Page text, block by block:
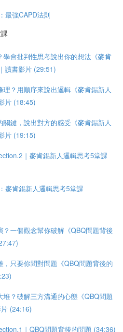
最強CAPD法則
學會批判性思考說出你的想法《麥肯
讀書影片 (29:51)
理？用順序來說出邏輯《麥肯錫新人
片 (18:45)
關鍵，說出對方的感受《麥肯錫新人
片 (19:15)
｜麥肯錫新人邏輯思考5堂課
麥肯錫新人邏輯思考5堂課
？一個觀念幫你破解《QBQ問題背後
，只要你問對問題《QBQ問題背後的
堆？破解三方溝通的心態《QBQ問題
(24:16)
｜QBQ問題背後的問題 (34:36)